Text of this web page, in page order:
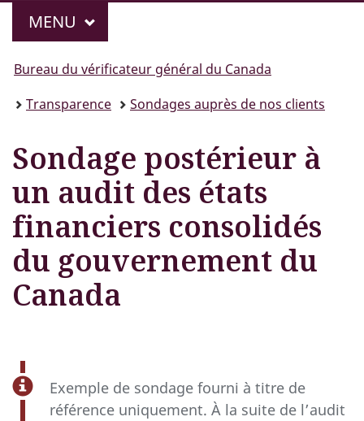
Menu
MAIN
MENU
Vous
êtes
ici :
Bureau du vérificateur général du Canada
Transparence
Sondages auprès de nos clients
Sondage postérieur à
un audit des états
financiers consolidés
du gouvernement du
Canada
Exemple de sondage fourni à titre de
référence uniquement. À la suite de l’audit